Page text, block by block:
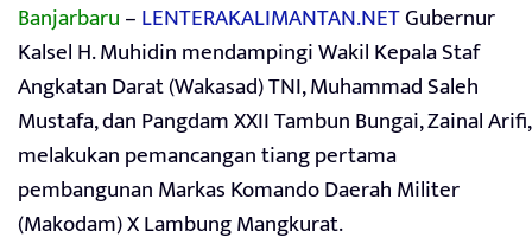
Banjarbaru–LENTERAKALIMANTAN.NETGubernur
Kalsel H. Muhidin mendampingi Wakil Kepala Staf
Angkatan Darat (Wakasad) TNI, Muhammad Saleh
Mustafa, dan Pangdam XXII Tambun Bungai, Zainal Arifi,
melakukan pemancangan tiang pertama
pembangunan Markas Komando Daerah Militer
(Makodam) X Lambung Mangkurat.